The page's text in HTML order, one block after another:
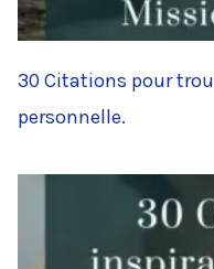
30 Citations pour
personnelle.